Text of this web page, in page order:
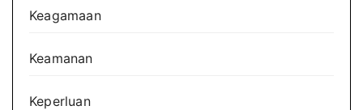
Keagamaan
Keamanan
Keperluan